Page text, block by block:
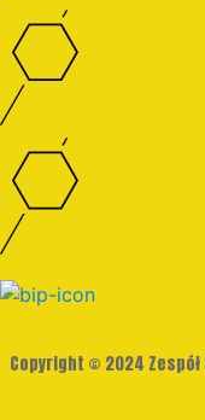
Copyright © 2024 Zespół